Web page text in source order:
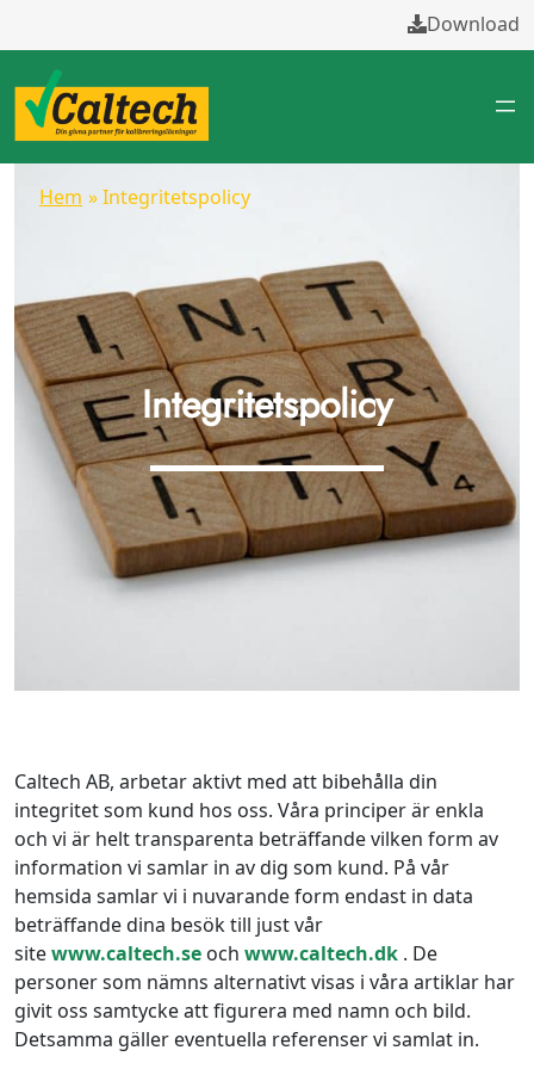
innehåll
Download
Hem » Integritetspolicy
Integritetspolicy
Caltech AB, arbetar aktivt med att bibehålla din
integritet som kund hos oss. Våra principer är enkla
och vi är helt transparenta beträffande vilken form av
information vi samlar in av dig som kund. På vår
hemsida samlar vi i nuvarande form endast in data
beträffande dina besök till just vår
sitewww.caltech.se och www.caltech.dk . De
personer som nämns alternativt visas i våra artiklar har
givit oss samtycke att figurera med namn och bild.
Detsamma gäller eventuella referenser vi samlat in.